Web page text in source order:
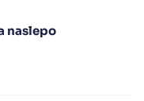
naslepo